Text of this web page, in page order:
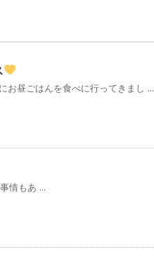
お昼ごはんを食べに行ってきまし ...
情もあ ...